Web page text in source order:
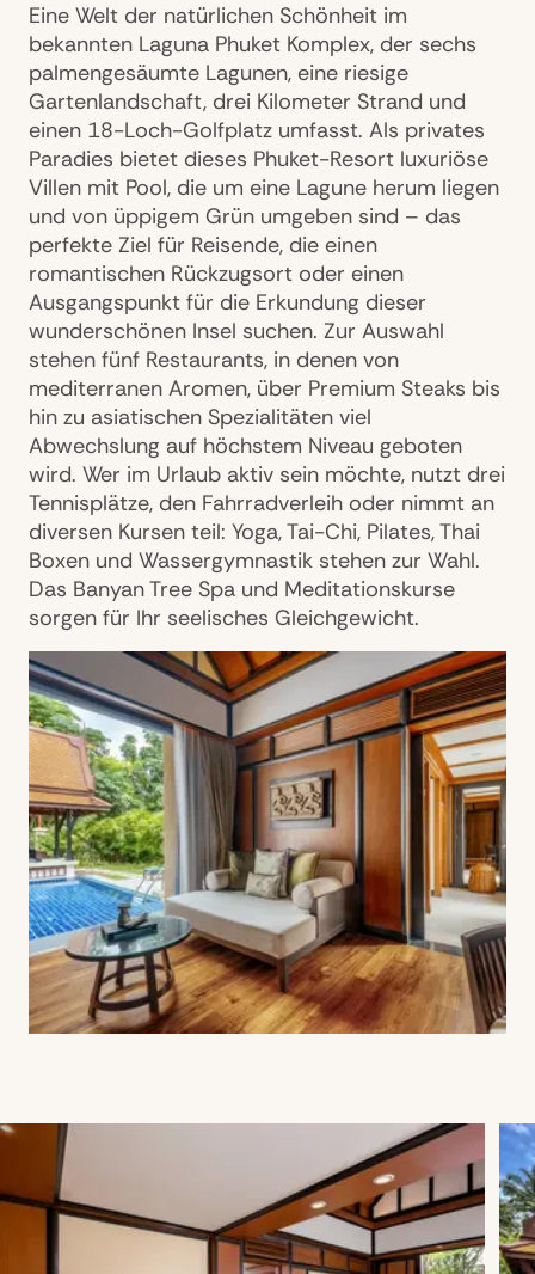
Eine Welt der natürlichen Schönheit im
bekannten Laguna Phuket Komplex, der sechs
palmengesäumte Lagunen, eine riesige
Gartenlandschaft, drei Kilometer Strand und
einen 18-Loch-Golfplatz umfasst. Als privates
Paradies bietet dieses Phuket-Resort luxuriöse
Villen mit Pool, die um eine Lagune herum liegen
und von üppigem Grün umgeben sind – das
perfekte Ziel für Reisende, die einen
romantischen Rückzugsort oder einen
Ausgangspunkt für die Erkundung dieser
wunderschönen Insel suchen. Zur Auswahl
stehen fünf Restaurants, in denen von
mediterranen Aromen, über Premium Steaks bis
hin zu asiatischen Spezialitäten viel
Abwechslung auf höchstem Niveau geboten
wird. Wer im Urlaub aktiv sein möchte, nutzt drei
Tennisplätze, den Fahrradverleih oder nimmt an
diversen Kursen teil: Yoga, Tai-Chi, Pilates, Thai
Boxen und Wassergymnastik stehen zur Wahl.
Das Banyan Tree Spa und Meditationskurse
sorgen für Ihr seelisches Gleichgewicht.